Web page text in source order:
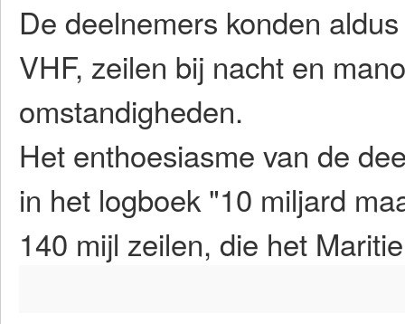
De deelnemers konden
VHF, zeilen bij nacht en
omstandigheden.
Het enthoesiasme van de
in het logboek "10 miljard
140 mijl zeilen, die het